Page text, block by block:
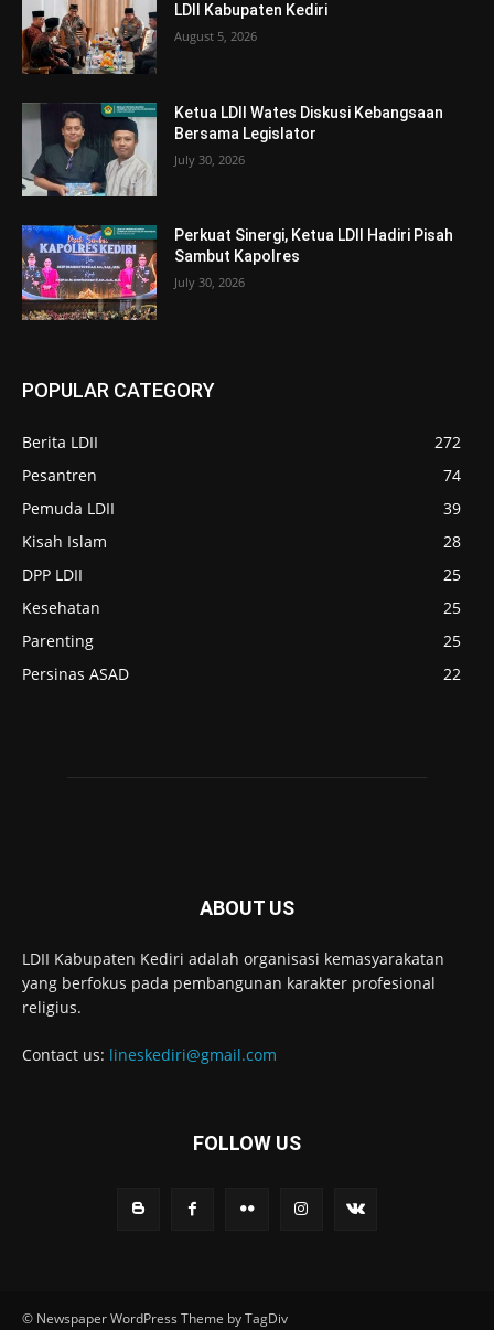
LDII Kabupaten Kediri
August 5, 2026
Ketua LDII Wates Diskusi Kebangsaan
Bersama Legislator
July 30, 2026
Perkuat Sinergi, Ketua LDII Hadiri Pisah
Sambut Kapolres
July 30, 2026
POPULAR CATEGORY
Berita LDII
272
Pesantren
74
Pemuda LDII
39
Kisah Islam
28
DPP LDII
25
Kesehatan
25
Parenting
25
Persinas ASAD
22
ABOUT US
LDII Kabupaten Kediri adalah organisasi kemasyarakatan
yang berfokus pada pembangunan karakter profesional
religius.
Contact us: lineskediri@gmail.com
FOLLOW US
© Newspaper WordPress Theme by TagDiv